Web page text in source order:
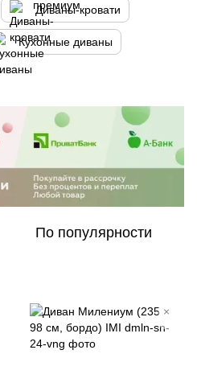
Диваны-кровати
Кухонные диваны
По популярности